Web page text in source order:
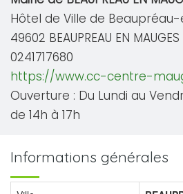
Hôtel de Ville de
49602 BEAUPREAU EN MAUGES
0241717680
https://www.cc-centre-
Ouverture : Du Lundi au
de 14h à 17h
Informations générales